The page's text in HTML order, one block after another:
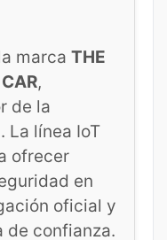
marca THE
,
de la
La línea IoT
ofrecer
en
oficial y
de confianza.